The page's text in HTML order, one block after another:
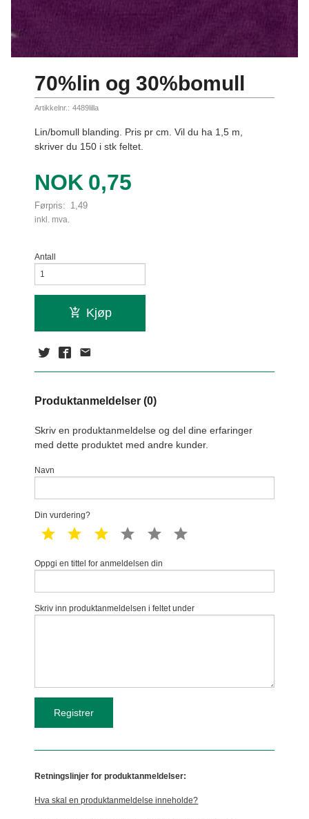
70%lin og 30%bomull
Artikkelnr.: 4489lilla
Lin/bomull blanding. Pris pr cm. Vil du ha 1,5 m,
skriver du 150 i stk feltet.
Tilbud
NOK 0,75
Førpris: 1,49
Rabatt
inkl. mva.
Antall
Kjøp
Produktanmeldelser (0)
Skriv en produktanmeldelse og del dine erfaringer
med dette produktet med andre kunder.
Navn
Din vurdering?
1 star 2 star 3 star 4 star 5 star
Oppgi en tittel for anmeldelsen din
Skriv inn produktanmeldelsen i feltet under
Retningslinjer for produktanmeldelser:
Hva skal en produktanmeldelse inneholde?